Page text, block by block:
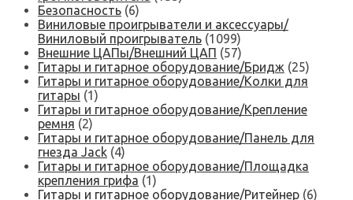
Безопасность (6)
Виниловые проигрыватели и аксессуары/
Виниловый проигрыватель (1099)
Внешние ЦАПы/Внешний ЦАП (57)
Гитары и гитарное оборудование/Бридж (25)
Гитары и гитарное оборудование/Колки для
гитары (1)
Гитары и гитарное оборудование/Крепление
ремня (2)
Гитары и гитарное оборудование/Панель для
гнезда Jack (4)
Гитары и гитарное оборудование/Площадка
крепления грифа (1)
Гитары и гитарное оборудование/Ритейнер (6)